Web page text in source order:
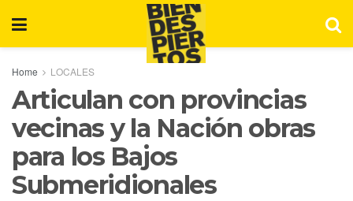
Home LOCALES
Articulan con provincias
vecinas y la Nación obras
para los Bajos
Submeridionales